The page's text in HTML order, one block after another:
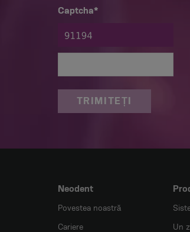
Captcha*
TRIMITEȚI
Neodent
Povestea noastră
Cariere Un